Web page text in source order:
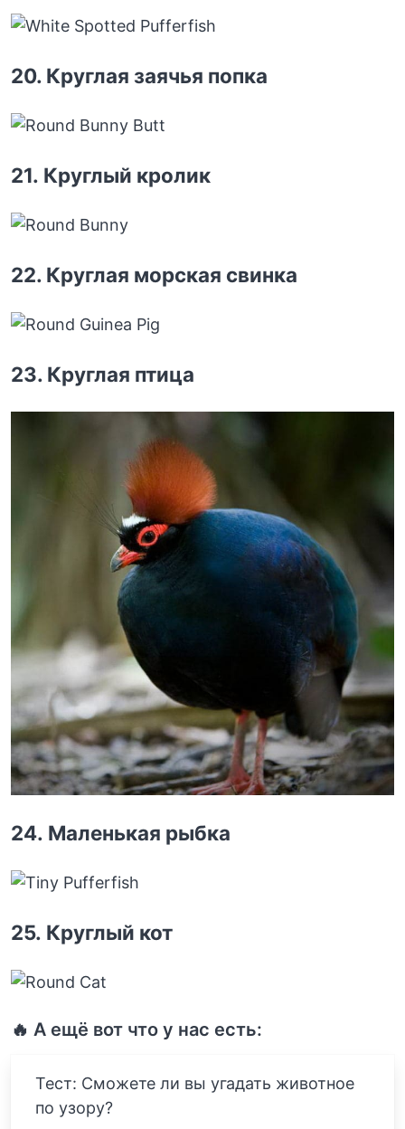
20. Круглая заячья попка
21. Круглый кролик
22. Круглая морская свинка
23. Круглая птица
24. Маленькая рыбка
25. Круглый кот
🔥 А ещё вот что у нас есть:
Тест: Сможете ли вы угадать животное
по узору?